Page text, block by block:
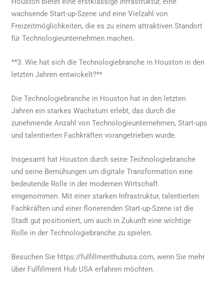
wachsende Start-up-Szene und eine Vielzahl von
Freizeitmöglichkeiten, die es zu einem attraktiven Standort
für Technologieunternehmen machen.
**3. Wie hat sich die Technologiebranche in Houston in den
letzten Jahren entwickelt?**
Die Technologiebranche in Houston hat in den letzten
Jahren ein starkes Wachstum erlebt, das durch die
zunehmende Anzahl von Technologieunternehmen, Start-ups
und talentierten Fachkräften vorangetrieben wurde.
Insgesamt hat Houston durch seine Technologiebranche
und seine Bemühungen um digitale Transformation eine
bedeutende Rolle in der modernen Wirtschaft
eingenommen. Mit einer starken Infrastruktur, talentierten
Fachkräften und einer florierenden Start-up-Szene ist die
Stadt gut positioniert, um auch in Zukunft eine wichtige
Rolle in der Technologiebranche zu spielen.
Besuchen Sie https://fulfillmenthubusa.com, wenn Sie mehr
über Fulfillment Hub USA erfahren möchten.